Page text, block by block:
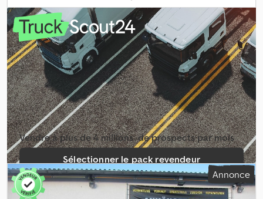
mm, hauteur de l'espace de chargement:1 850 mm, Année de
construction:2025 , Chez ANHÄNGERWIRTZ, dans le triangle
urbain de Düsseldorf, Cologne et Mönchengladbach, vous
trouverez la remorque fourgon adaptée à prix de retrait lors de la
commande en ligne. Au cœur de la Rhénanie, entre Cologne et
Düsseldorf : achetez, emportez et économisez considérablement.
Commandez par téléphone en vous munissant du numéro Scout
ID de cette annonce, ou achetez rapidement et à toute heure via
notre trailershop. Horaires d’ouverture : du lundi au vendredi de
08h00 à 12h30 et de 14h00 à 18h00. Fermé le samedi et le
dimanche. Ou commandez à tout moment dans notre boutique
de remorques en ligne. Superstructures fourgons disponibles en
différents matériaux et dans toutes les dimensions courantes en
stock. Nous livrons également, dans toute l’Allemagne, des
remorques avec plateau basculant ou inclinable. Prenez rendez-
vous avec notre service commercial pour un enlèvement direct
Vendre à plus de 4 millions ­ de prospects par mois
Sélectionner le pack revendeur
Créer une annonce unique
Annonce